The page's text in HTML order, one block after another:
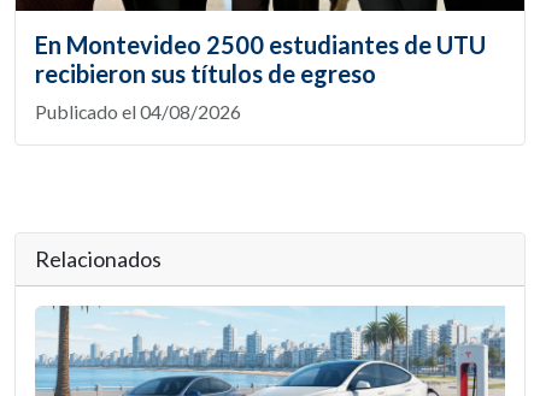
En Montevideo 2500 estudiantes de UTU
recibieron sus títulos de egreso
Publicado el 04/08/2026
Relacionados